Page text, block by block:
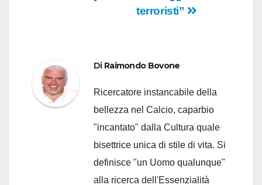
terroristi”
Di Raimondo Bovone
Ricercatore instancabile della
bellezza nel Calcio, caparbio
"incantato" dalla Cultura quale
bisettrice unica di stile di vita. Si
definisce "un Uomo qualunque"
alla ricerca dell'Essenzialità